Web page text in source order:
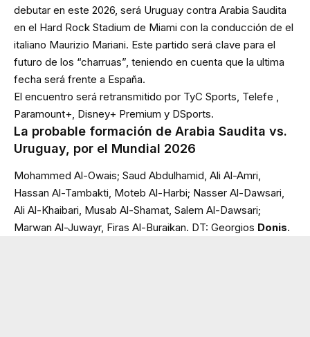
debutar en este 2026, será Uruguay contra Arabia Saudita
en el Hard Rock Stadium de Miami con la conducción de el
italiano Maurizio Mariani. Este partido será clave para el
futuro de los “charruas”, teniendo en cuenta que la ultima
fecha será frente a España.
El encuentro será retransmitido por TyC Sports, Telefe ,
Paramount+, Disney+ Premium y DSports.
La probable formación de Arabia Saudita vs.
Uruguay, por el Mundial 2026
Mohammed Al-Owais; Saud Abdulhamid, Ali Al-Amri,
Hassan Al-Tambakti, Moteb Al-Harbi; Nasser Al-Dawsari,
Ali Al-Khaibari, Musab Al-Shamat, Salem Al-Dawsari;
Marwan Al-Juwayr, Firas Al-Buraikan. DT: Georgios Donis.